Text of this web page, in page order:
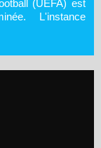
(UEFA) est
L'instance